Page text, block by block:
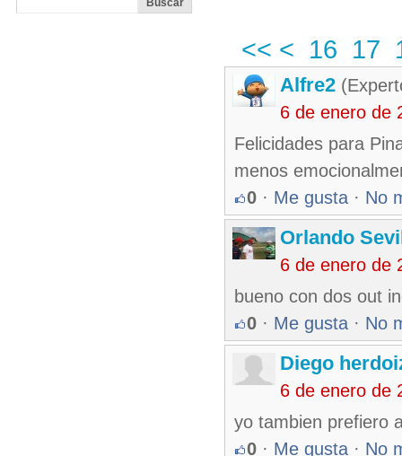
<< < 16 17
Alfre2
6 de enero de
Felicidades para
menos
0 · Me gusta · No
Orlando
6 de enero de
bueno con dos out
0 · Me gusta · No
Diego
6 de enero de
yo tambien prefiero
0 · Me gusta · No